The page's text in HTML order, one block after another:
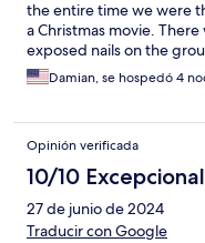
the entire time we were
a Christmas movie.
exposed nails on the
Damian, se hospedó 4
Opinión verificada
10/10 Excepcional
27 de junio de 2024
Traducir con Google